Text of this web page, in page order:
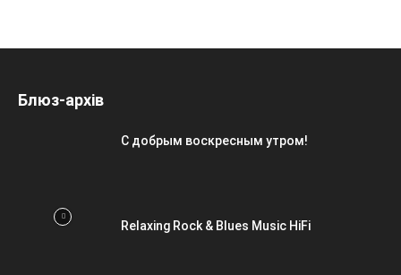
Блюз-архів
С добрым воскресным утром!
Relaxing Rock & Blues Music HiFi